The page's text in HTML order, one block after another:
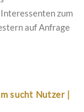
zum
auf Anfrage
sucht Nutzer |